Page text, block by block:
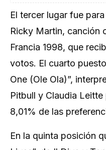
El tercer lugar fue
Ricky Martin, canción
Francia 1998, que
votos. El cuarto
One (Ole Ola)”,
Pitbull y Claudia Leitte
8,01% de las
En la quinta posición